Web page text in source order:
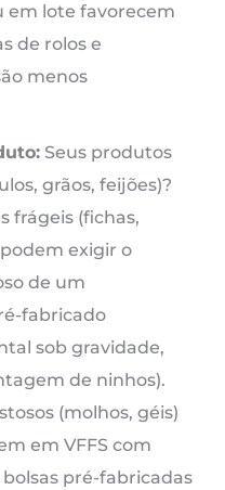
em lote favorecem
de rolos e
menos
Seus produtos
grãos, feijões)?
frágeis (fichas,
exigir o
de um
fabricado
sob gravidade,
de ninhos).
(molhos, géis)
em VFFS com
pré-fabricadas